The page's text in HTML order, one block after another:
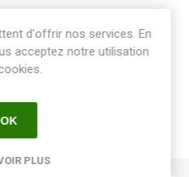
d'offrir nos services. En
acceptez notre utilisation
OK
PLUS